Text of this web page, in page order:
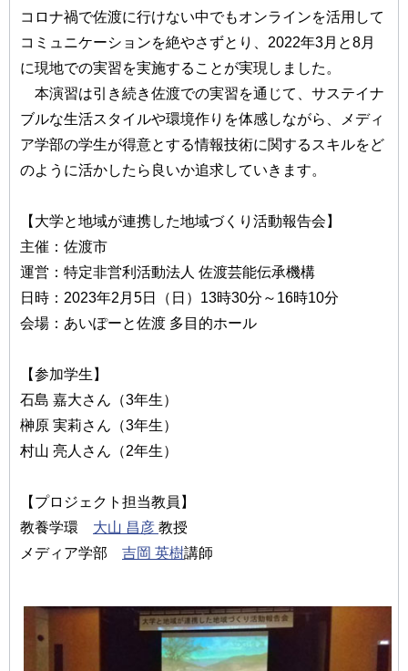
コロナ禍で佐渡に行けない中でもオンラインを活用して
コミュニケーションを絶やさずとり、2022年3月と8月
に現地での実習を実施することが実現しました。
本演習は引き続き佐渡での実習を通じて、サステイナ
ブルな生活スタイルや環境作りを体感しながら、メディ
ア学部の学生が得意とする情報技術に関するスキルをど
のように活かしたら良いか追求していきます。
【大学と地域が連携した地域づくり活動報告会】
主催：佐渡市
運営：特定非営利活動法人 佐渡芸能伝承機構
日時：2023年2月5日（日）13時30分～16時10分
会場：あいぽーと佐渡 多目的ホール
【参加学生】
石島 嘉大さん（3年生）
榊原 実莉さん（3年生）
村山 亮人さん（2年生）
【プロジェクト担当教員】
教養学環 大山 昌彦 教授
メディア学部 吉岡 英樹講師